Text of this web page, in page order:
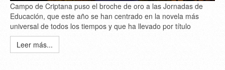
Campo de Criptana puso el broche de oro a las Jornadas de
Educación, que este año se han centrado en la novela más
universal de todos los tiempos y que ha llevado por título
Leer más...